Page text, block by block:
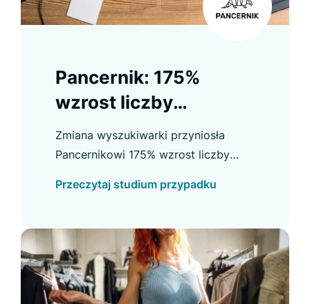
Pancernik: 175%
wzrost liczby
użytkowników
korzystających z
wyszukiwarki
Zmiana wyszukiwarki przyniosła
Pancernikowi 175% wzrost liczby
poprawę konwersji, kliknięć i innych
Przeczytaj studium przypadku